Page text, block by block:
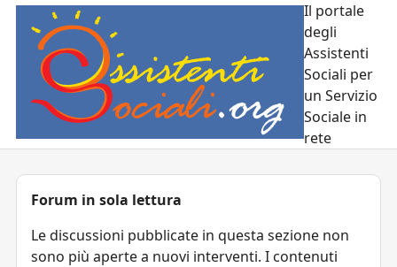
Il portale
degli
Assistenti
Sociali per
un Servizio
Sociale in
rete
Forum in sola lettura
Le discussioni pubblicate in questa sezione non
sono più aperte a nuovi interventi. I contenuti